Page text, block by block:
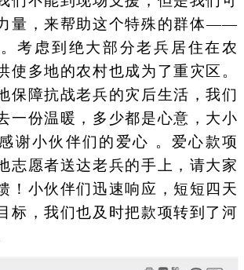
量，来帮助这个特殊的群体——
考虑到绝大部分老兵居住在农
使多地的农村也成为了重灾区。
保障抗战老兵的灾后生活，我们
一份温暖，多少都是心意，大小
谢小伙伴们的爱心 。爱心款项
志愿者送达老兵的手上，请大家
！小伙伴们迅速响应，短短四天
标，我们也及时把款项转到了河